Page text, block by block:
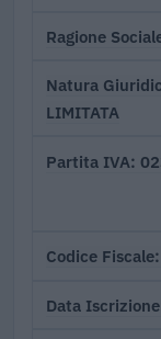
Ragione
Natura
LIMITATA
Partita IVA
Codice Fiscale
Data Iscrizione